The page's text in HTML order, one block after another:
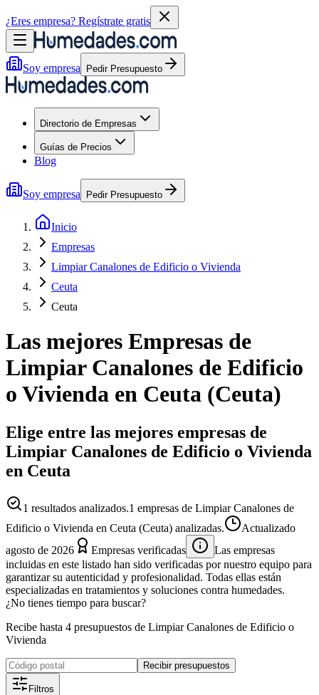
¿Eres empresa? Regístrate gratis
Soy empresa Pedir Presupuesto
Directorio de Empresas
Guías de Precios
Blog
Soy empresa Pedir Presupuesto
Inicio
Empresas
Limpiar Canalones de Edificio o Vivienda
Ceuta
Ceuta
Las mejores Empresas de
Limpiar Canalones de Edificio
o Vivienda en Ceuta (Ceuta)
Elige entre las mejores empresas de
Limpiar Canalones de Edificio o Vivienda
en Ceuta
1 resultados analizados.1 empresas de Limpiar Canalones de
Edificio o Vivienda en Ceuta (Ceuta) analizadas.
Actualizado
agosto de 2026
Empresas verificadas
Las empresas
incluidas en este listado han sido verificadas por nuestro equipo para
garantizar su autenticidad y profesionalidad. Todas ellas están
especializadas en tratamientos y soluciones contra humedades.
¿No tienes tiempo para buscar?
Recibe hasta 4 presupuestos de Limpiar Canalones de Edificio o
Vivienda
Recibir presupuestos
Filtros